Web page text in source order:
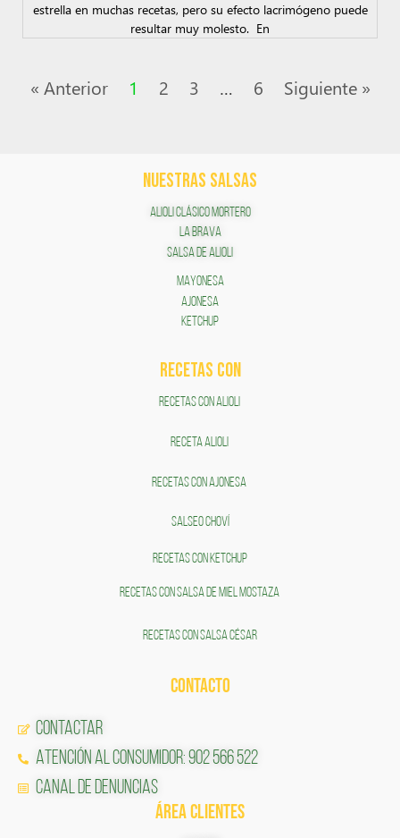
estrella en muchas recetas, pero su efecto lacrimógeno puede
resultar muy molesto. En
« Anterior 1 2 3 … 6 Siguiente »
NUESTRAS SALSAS
ALIOLI CLÁSICO MORTERO
LA BRAVA
SALSA DE ALIOLI
MAYONESA
AJONESA
KETCHUP
RECETAS COn
RECETAS CON ALIOLI
RECETA ALIOLI
RECETAS CON AJONESA
SALSEO CHOVÍ
RECETAS CON KETCHUP
RECETAS CON SALSA DE MIEL MOSTAZA
RECETAS CON SALSA CÉSAR
CONTACTO
Contactar
Atención al Consumidor: 902 566 522
Canal de Denuncias
ÁREA CLIENTES